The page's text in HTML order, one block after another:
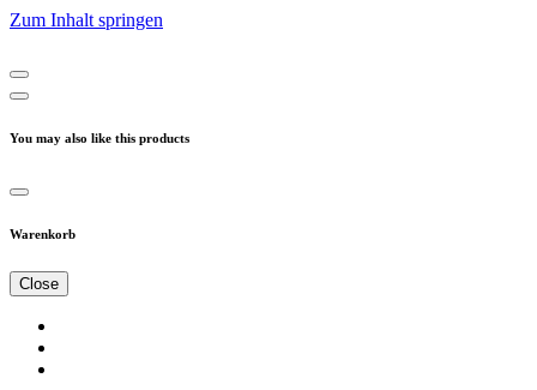
Zum Inhalt springen
You may also like this products
Warenkorb
Close